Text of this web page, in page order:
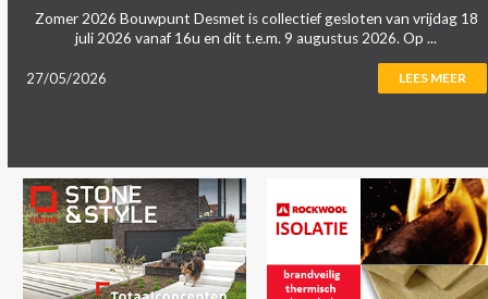
Zomer 2026 Bouwpunt Desmet is collectief gesloten van vrijdag 18
juli 2026 vanaf 16u en dit t.e.m. 9 augustus 2026. Op ...
27/05/2026 LEES MEER